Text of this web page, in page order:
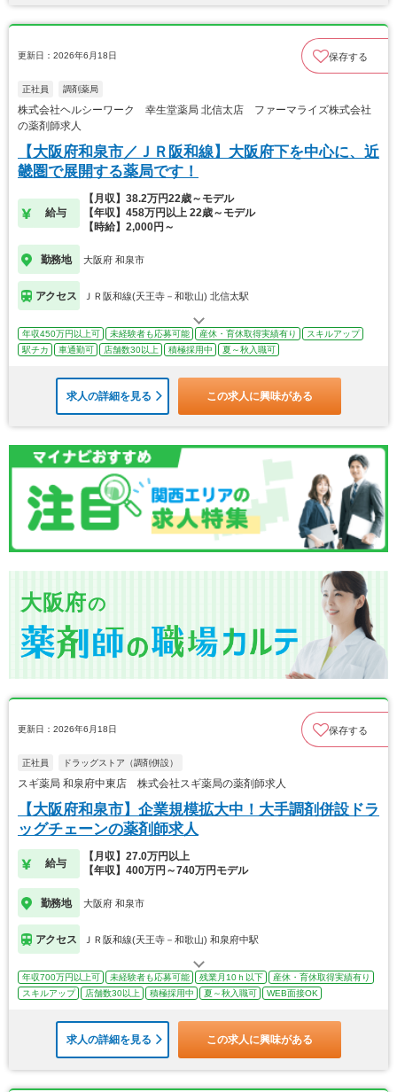
更新日：2026年6月18日 保存する
正社員 調剤薬局
株式会社ヘルシーワーク 幸生堂薬局 北信太店 ファーマライズ株式会社
の薬剤師求人
【大阪府和泉市／ＪＲ阪和線】大阪府下を中心に、近
畿圏で展開する薬局です！
給与
【月収】38.2万円22歳～モデル
【年収】458万円以上 22歳～モデル
【時給】2,000円～
勤務地 大阪府 和泉市
アクセス ＪＲ阪和線(天王寺－和歌山) 北信太駅
年収450万円以上可 未経験者も応募可能 産休・育休取得実績有り
スキルアップ
駅チカ
車通勤可 店舗数30以上 積極採用中 夏～秋入職可
求人の詳細を見る この求人に興味がある
大阪府の
更新日：2026年6月18日 保存する
正社員 ドラッグストア（調剤併設）
スギ薬局 和泉府中東店 株式会社スギ薬局の薬剤師求人
【大阪府和泉市】企業規模拡大中！大手調剤併設ドラ
ッグチェーンの薬剤師求人
給与
【月収】27.0万円以上
【年収】400万円～740万円モデル
勤務地 大阪府 和泉市
アクセス ＪＲ阪和線(天王寺－和歌山) 和泉府中駅
年収700万円以上可 未経験者も応募可能 残業月10ｈ以下
産休・育休取得実績有り
スキルアップ
店舗数30以上 積極採用中 夏～秋入職可 WEB面接OK
求人の詳細を見る この求人に興味がある